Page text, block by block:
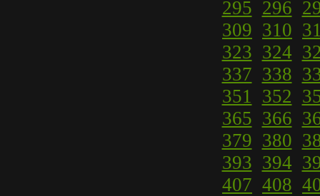
295 296
309 310
323 324
337 338
351 352
365 366
379 380
393 394
407 408